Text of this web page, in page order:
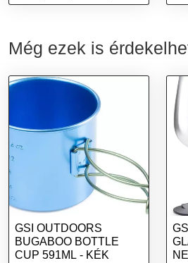
550ml piros
Még ezek is
GSI OUTDOORS
BUGABOO BOTTLE
CUP 591ML - KÉK